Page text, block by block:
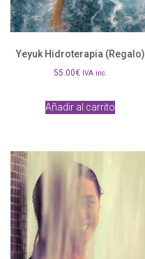
Yeyuk Hidroterapia (Regalo)
55.00€ IVA inc.
Añadir al carrito